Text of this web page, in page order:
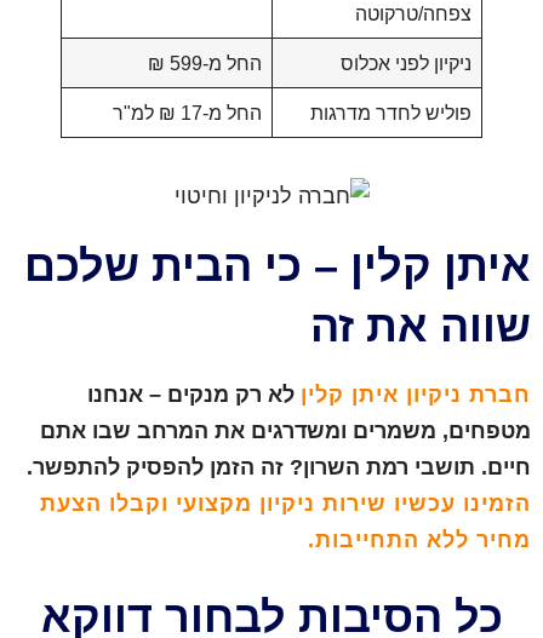
צפחה/טרקוטה
ניקיון לפני אכלוס החל מ-599 ₪
פוליש לחדר מדרגות החל מ-17 ₪ למ"ר
איתן קלין – כי הבית שלכם
שווה את זה
חברת ניקיון איתן קלין לא רק מנקים – אנחנו
מטפחים, משמרים ומשדרגים את המרחב שבו אתם
חיים. תושבי רמת השרון? זה הזמן להפסיק להתפשר.
הזמינו עכשיו שירות ניקיון מקצועי וקבלו הצעת
מחיר ללא התחייבות.
כל הסיבות לבחור דווקא